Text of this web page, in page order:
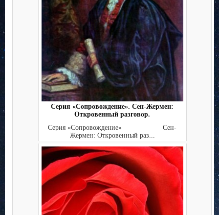
Серия «Сопровождение». Сен-Жермен:
Откровенный разговор.
Серия «Сопровождение» Сен-
Жермен: Откровенный раз...